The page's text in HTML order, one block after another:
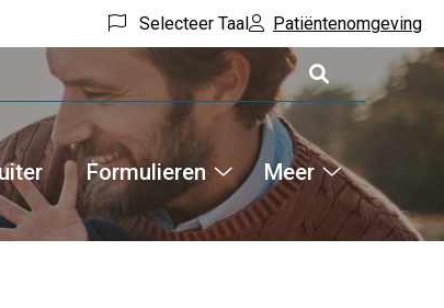
Selecteer Taal Patiëntenomgeving
Formulieren
Formulieren
submenu
Meer
Meer
submenu